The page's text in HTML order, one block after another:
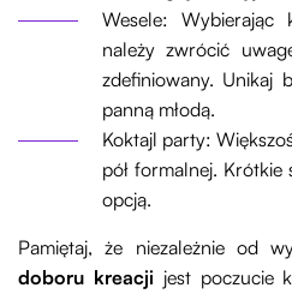
Wesele: Wybierając
należy zwrócić
zdefiniowany. Unikaj
panną młodą.
Koktajl party:
pół formalnej. Krótkie
opcją.
Pamiętaj, że niezależnie od
doboru kreacji jest poczucie